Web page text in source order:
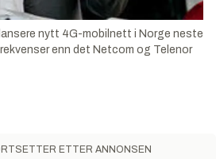
lansere nytt 4G-mobilnett i Norge neste
enn det Netcom og Telenor
ETTER ANNONSEN